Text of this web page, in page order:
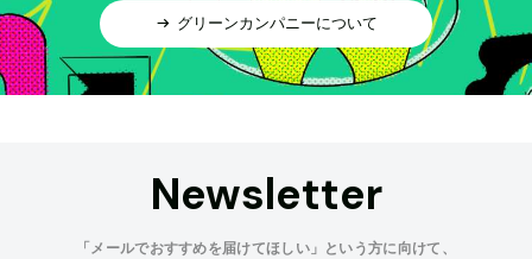
グリーンカンパニーについて
Newsletter
「メールでおすすめを届けてほしい」という方に向けて、